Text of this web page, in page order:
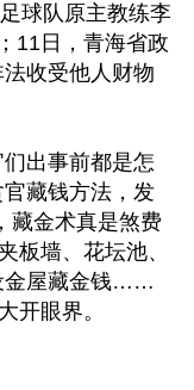
球队原主教练李
11日，青海省政
收受他人财物
出事前都是怎
藏钱方法，发
藏金术真是煞费
板墙、花坛池、
金屋藏金钱……
开眼界。